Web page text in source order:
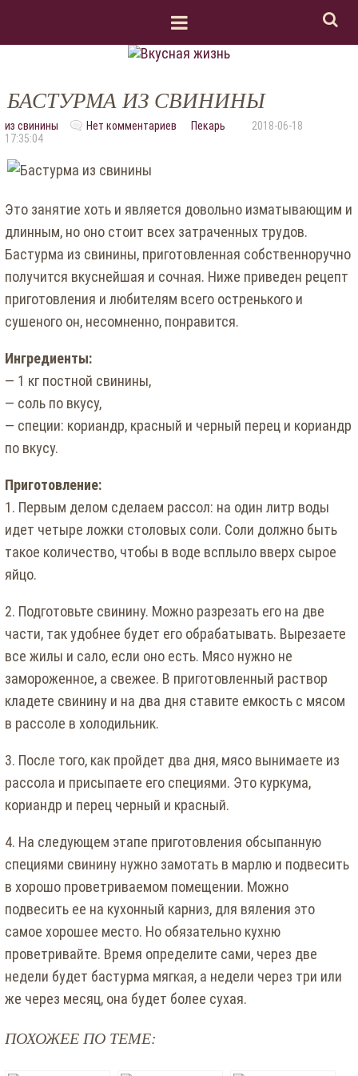
БАСТУРМА ИЗ СВИНИНЫ
из свинины Нет комментариев Пекарь
2018-06-18
17:35:04
Это занятие хоть и является довольно изматывающим и
длинным, но оно стоит всех затраченных трудов.
Бастурма из свинины, приготовленная собственноручно
получится вкуснейшая и сочная. Ниже приведен рецепт
приготовления и любителям всего остренького и
сушеного он, несомненно, понравится.
Ингредиенты:
— 1 кг постной свинины,
— соль по вкусу,
— специи: кориандр, красный и черный перец и кориандр
по вкусу.
Приготовление:
1. Первым делом сделаем рассол: на один литр воды
идет четыре ложки столовых соли. Соли должно быть
такое количество, чтобы в воде всплыло вверх сырое
яйцо.
2. Подготовьте свинину. Можно разрезать его на две
части, так удобнее будет его обрабатывать. Вырезаете
все жилы и сало, если оно есть. Мясо нужно не
замороженное, а свежее. В приготовленный раствор
кладете свинину и на два дня ставите емкость с мясом
в рассоле в холодильник.
3. После того, как пройдет два дня, мясо вынимаете из
рассола и присыпаете его специями. Это куркума,
кориандр и перец черный и красный.
4. На следующем этапе приготовления обсыпанную
специями свинину нужно замотать в марлю и подвесить
в хорошо проветриваемом помещении. Можно
подвесить ее на кухонный карниз, для вяления это
самое хорошее место. Но обязательно кухню
проветривайте. Время определите сами, через две
недели будет бастурма мягкая, а недели через три или
же через месяц, она будет более сухая.
ПОХОЖЕЕ ПО ТЕМЕ: